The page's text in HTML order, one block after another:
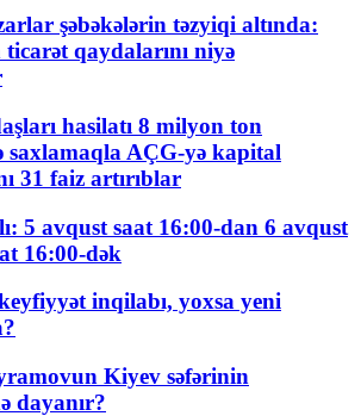
şəbəkələrin təzyiqi altında:
qaydalarını niyə
hasilatı 8 milyon ton
saxlamaqla AÇG-yə kapital
31 faiz artırıblar
5 avqust saat 16:00-dan 6 avqust
16:00-dək
inqilabı, yoxsa yeni
Kiyev səfərinin
dayanır?